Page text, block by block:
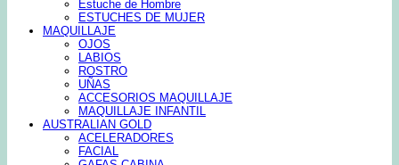
Estuche de Hombre
ESTUCHES DE MUJER
MAQUILLAJE
OJOS
LABIOS
ROSTRO
UÑAS
ACCESORIOS MAQUILLAJE
MAQUILLAJE INFANTIL
AUSTRALIAN GOLD
ACELERADORES
FACIAL